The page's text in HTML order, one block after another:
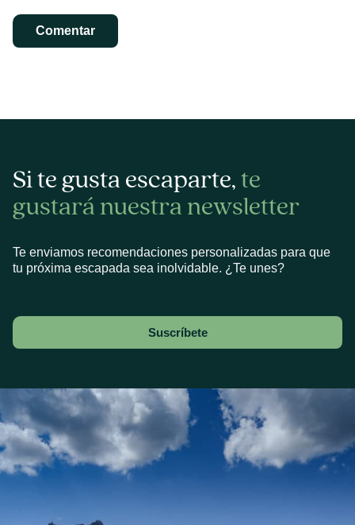
Si te gusta escaparte,te
gustará nuestra newsletter
Te enviamos recomendaciones personalizadas para que
tu próxima escapada sea inolvidable. ¿Te unes?
Suscríbete